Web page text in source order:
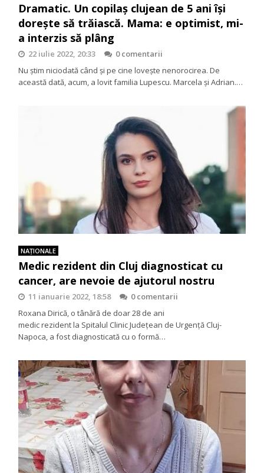
Dramatic. Un copilaş clujean de 5 ani îşi
doreşte să trăiască. Mama: e optimist, mi-
a interzis să plâng
22 iulie 2022, 20:33
0 comentarii
Nu ştim niciodată când şi pe cine loveşte nenorocirea. De
această dată, acum, a lovit familia Lupescu. Marcela şi Adrian.…
NAŢIONALE
Medic rezident din Cluj diagnosticat cu
cancer, are nevoie de ajutorul nostru
11 ianuarie 2022, 18:58
0 comentarii
Roxana Dirică, o tânără de doar 28 de ani
medic rezident la Spitalul Clinic Județean de Urgență Cluj-
Napoca, a fost diagnosticată cu o formă…